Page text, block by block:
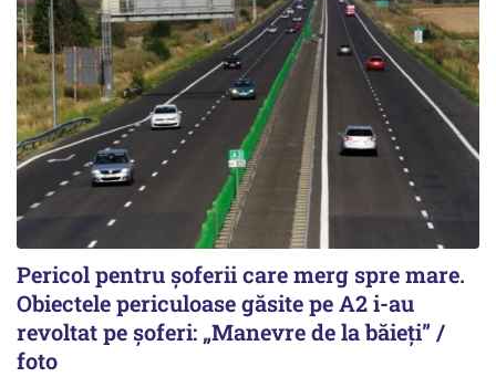
Pericol pentru șoferii care merg spre mare.
Obiectele periculoase găsite pe A2 i-au
revoltat pe șoferi: „Manevre de la băieți” /
foto